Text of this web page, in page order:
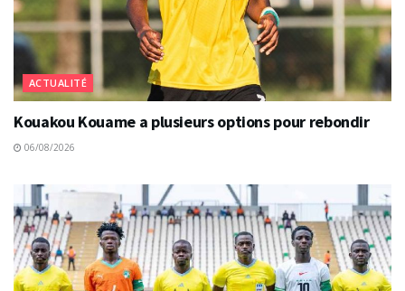
ACTUALITÉ
Kouakou Kouame a plusieurs options pour rebondir
06/08/2026